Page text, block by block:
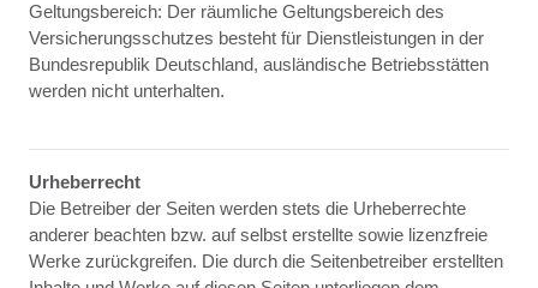
Geltungsbereich: Der räumliche Geltungsbereich des
Versicherungsschutzes besteht für Dienstleistungen in der
Bundesrepublik Deutschland, ausländische Betriebsstätten
werden nicht unterhalten.
Urheberrecht
Die Betreiber der Seiten werden stets die Urheberrechte
anderer beachten bzw. auf selbst erstellte sowie lizenzfreie
Werke zurückgreifen. Die durch die Seitenbetreiber erstellten